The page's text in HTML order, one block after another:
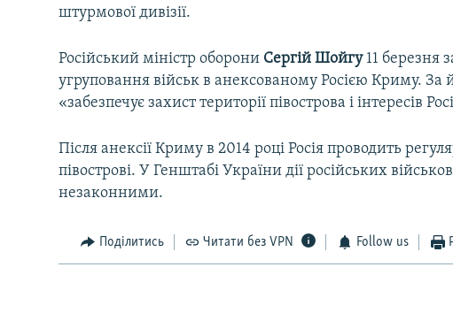
штурмової дивізії.
Російський міністр оборони Сергій Шойгу11 березня
угруповання військ в анексованому Росією Криму. За
«забезпечує захист території півострова і інтересів
Після анексії Криму в 2014 році Росія проводить
півострові. У Генштабі України дії російських
незаконними.
Поділитись Читати без VPN Follow us